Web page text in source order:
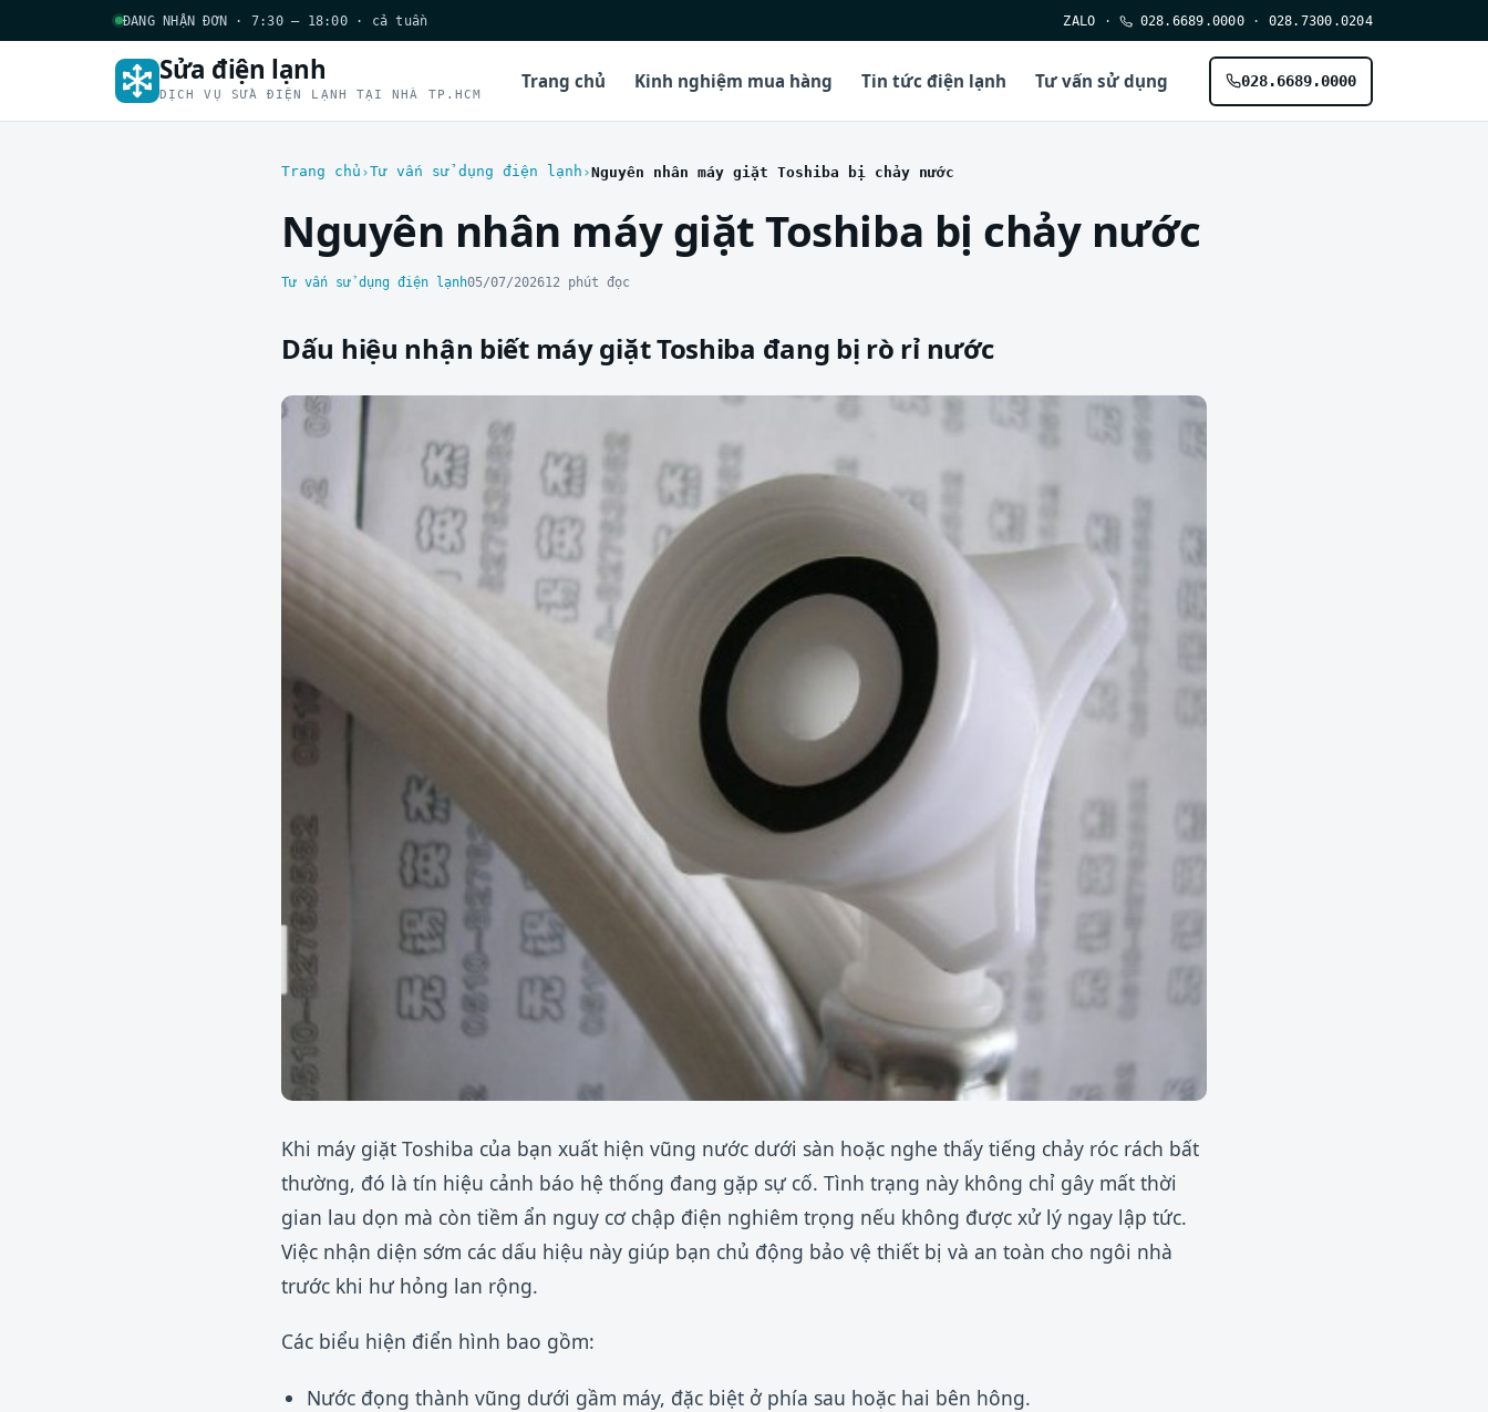
ĐANG NHẬN ĐƠN · 7:30 – 18:00 · cả tuần ZALO · 028.6689.0000 · 028.7300.0204
Sửa điện lạnh
DỊCH VỤ SỬA ĐIỆN LẠNH TẠI NHÀ TP.HCM
Trang chủ Kinh nghiệm mua hàng Tin tức điện lạnh Tư vấn sử dụng 028.6689.0000
Trang chủ Tư vấn sử dụng điện lạnh Nguyên nhân máy giặt Toshiba bị chảy nước
Nguyên nhân máy giặt Toshiba bị chảy nước
Tư vấn sử dụng điện lạnh05/07/202612 phút đọc
Dấu hiệu nhận biết máy giặt Toshiba đang bị rò rỉ nước
Khi máy giặt Toshiba của bạn xuất hiện vũng nước dưới sàn hoặc nghe thấy tiếng chảy róc rách bất
thường, đó là tín hiệu cảnh báo hệ thống đang gặp sự cố. Tình trạng này không chỉ gây mất thời
gian lau dọn mà còn tiềm ẩn nguy cơ chập điện nghiêm trọng nếu không được xử lý ngay lập tức.
Việc nhận diện sớm các dấu hiệu này giúp bạn chủ động bảo vệ thiết bị và an toàn cho ngôi nhà
trước khi hư hỏng lan rộng.
Các biểu hiện điển hình bao gồm:
Nước đọng thành vũng dưới gầm máy, đặc biệt ở phía sau hoặc hai bên hông.